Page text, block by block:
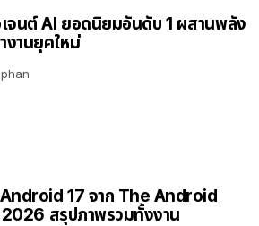
จนต์ AI ยอดนิยมอันดับ 1 ผสานพลัง
งานยุคใหม่
17 จาก The Android
สรุปภาพรวมทั้งงาน